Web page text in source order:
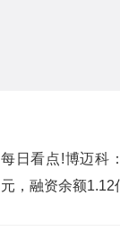
每日看点!博迈科
元，融资余额1.12